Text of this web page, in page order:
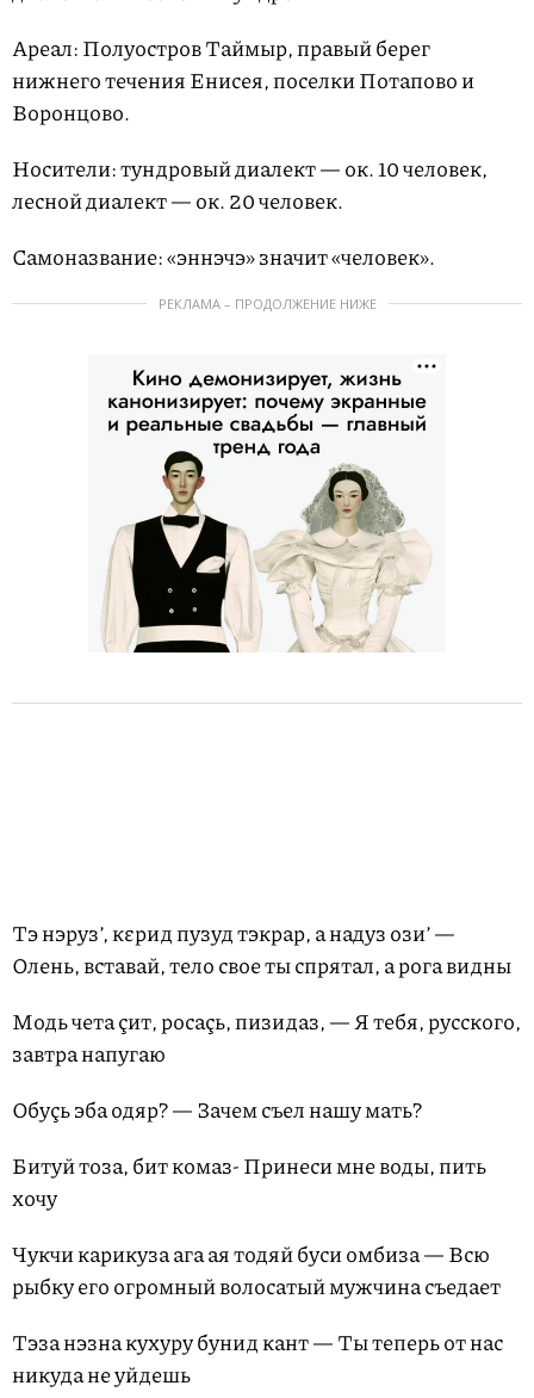
Ареал: Полуостров Таймыр, правый берег
нижнего течения Енисея, поселки Потапово и
Воронцово.
Носители: тундровый диалект — ок. 10 человек,
лесной диалект — ок. 20 человек.
Самоназвание: «эннэчэ» значит «человек».
РЕКЛАМА – ПРОДОЛЖЕНИЕ НИЖЕ
Тэ нэруз’, кεрид пузуд тэкрар, а надуз ози’ —
Олень, вставай, тело свое ты спрятал, а рога видны
Модь чета çит, росаçь, пизидаз, — Я тебя, русского,
завтра напугаю
Обуçь эба одяр? — Зачем съел нашу мать?
Битуй тоза, бит комаз- Принеси мне воды, пить
хочу
Чукчи карикуза ага ая тодяй буси омбиза — Всю
рыбку его огромный волосатый мужчина съедает
Тэза нэзна кухуру бунид кант — Ты теперь от нас
никуда не уйдешь